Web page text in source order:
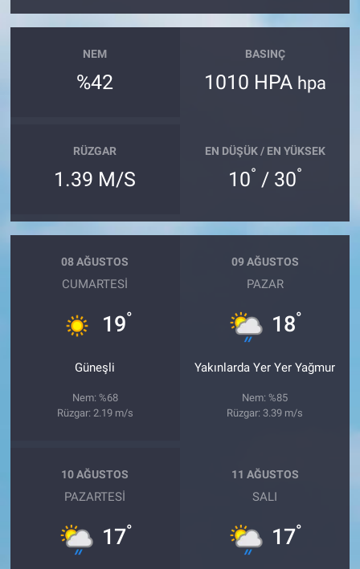
NEM
%42
BASINÇ
1010 HPA hpa
RÜZGAR
1.39 M/S
EN DÜŞÜK / EN YÜKSEK
10° / 30°
08 AĞUSTOS
CUMARTESI
19°
Güneşli
Nem: %68
Rüzgar: 2.19 m/s
09 AĞUSTOS
PAZAR
18°
Yakınlarda Yer Yer Yağmur
Nem: %85
Rüzgar: 3.39 m/s
10 AĞUSTOS
PAZARTESI
17°
11 AĞUSTOS
SALI
17°